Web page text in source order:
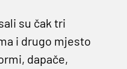
su čak tri
i drugo mjesto
dapače,